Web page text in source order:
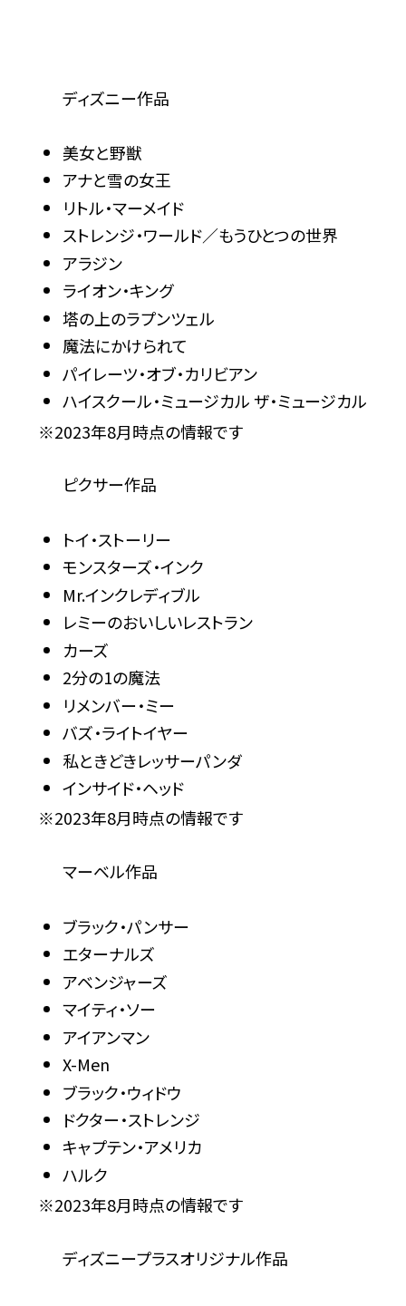
ディズニー作品
美女と野獣
アナと雪の女王
リトル・マーメイド
ストレンジ・ワールド／もうひとつの世界
アラジン
ライオン・キング
塔の上のラプンツェル
魔法にかけられて
パイレーツ・オブ・カリビアン
ハイスクール・ミュージカル ザ・ミュージカル
※2023年8月時点の情報です
ピクサー作品
トイ・ストーリー
モンスターズ・インク
Mr.インクレディブル
レミーのおいしいレストラン
カーズ
2分の1の魔法
リメンバー・ミー
バズ・ライトイヤー
私ときどきレッサーパンダ
インサイド・ヘッド
※2023年8月時点の情報です
マーベル作品
ブラック・パンサー
エターナルズ
アベンジャーズ
マイティ・ソー
アイアンマン
X-Men
ブラック・ウィドウ
ドクター・ストレンジ
キャプテン・アメリカ
ハルク
※2023年8月時点の情報です
ディズニープラスオリジナル作品